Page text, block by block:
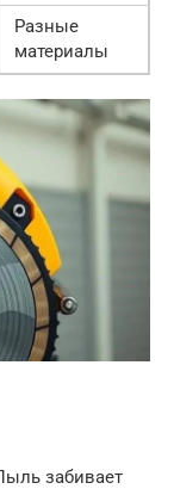
Разные
материалы
забивает